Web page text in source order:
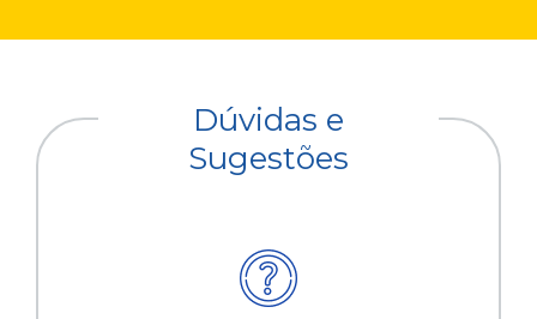
Dúvidas e
Sugestões